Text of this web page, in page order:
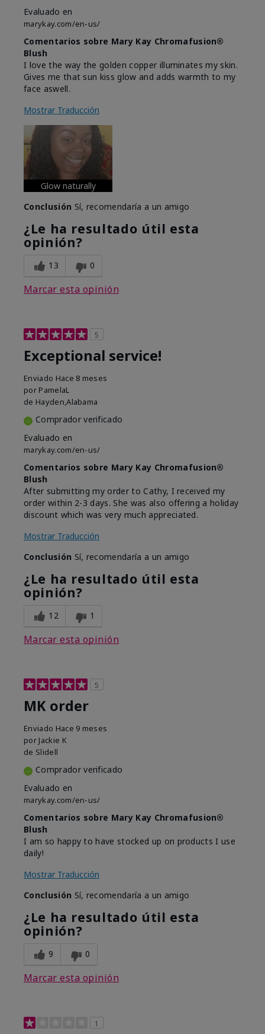
Evaluado en
marykay.com/en-us/
Comentarios sobre Mary Kay Chromafusion®
Blush
I love the way the golden copper illuminates my skin.
Gives me that sun kiss glow and adds warmth to my
face aswell.
Mostrar Traducción
Glow naturally
Conclusión Sí, recomendaría a un amigo
¿Le ha resultado útil esta
opinión?
13 0
Marcar esta opinión
5
Exceptional service!
Enviado Hace 8 meses
por PamelaL
de Hayden,Alabama
Comprador verificado
Evaluado en
marykay.com/en-us/
Comentarios sobre Mary Kay Chromafusion®
Blush
After submitting my order to Cathy, I received my
order within 2-3 days. She was also offering a holiday
discount which was very much appreciated.
Mostrar Traducción
Conclusión Sí, recomendaría a un amigo
¿Le ha resultado útil esta
opinión?
12 1
Marcar esta opinión
5
MK order
Enviado Hace 9 meses
por Jackie K
de Slidell
Comprador verificado
Evaluado en
marykay.com/en-us/
Comentarios sobre Mary Kay Chromafusion®
Blush
I am so happy to have stocked up on products I use
daily!
Mostrar Traducción
Conclusión Sí, recomendaría a un amigo
¿Le ha resultado útil esta
opinión?
9 0
Marcar esta opinión
1